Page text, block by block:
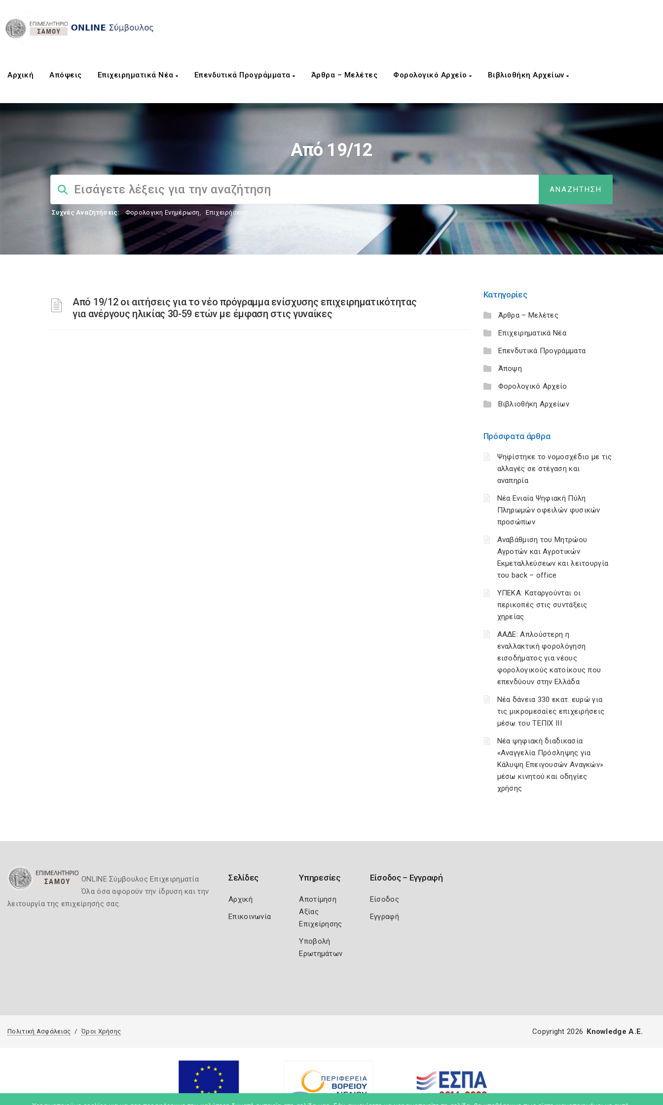
Αρχική Aπόψεις Επιχειρηματικά Νέα Επενδυτικά Προγράμματα Άρθρα – Μελέτες Φορολογικό Αρχείο Βιβλιοθήκη Αρχείων
Από 19/12
Συχνές Αναζητήσεις: Φορολογικη Ενημέρωση, Επιχειρήσεις
Από 19/12 οι αιτήσεις για το νέο πρόγραμμα ενίσχυσης επιχειρηματικότητας
για ανέργους ηλικίας 30-59 ετών με έμφαση στις γυναίκες
Κατηγορίες
Άρθρα – Μελέτες
Επιχειρηματικά Νέα
Επενδυτικά Προγράμματα
Άποψη
Φορολογικό Αρχείο
Βιβλιοθήκη Αρχείων
Πρόσφατα άρθρα
Ψηφίστηκε το νομοσχέδιο με τις
αλλαγές σε στέγαση και
αναπηρία
Νέα Ενιαία Ψηφιακή Πύλη
Πληρωμών οφειλών φυσικών
προσώπων
Αναβάθμιση του Μητρώου
Αγροτών και Αγροτικών
Εκμεταλλεύσεων και λειτουργία
του back – office
ΥΠΕΚΑ: Καταργούνται οι
περικοπές στις συντάξεις
χηρείας
ΑΑΔΕ: Απλούστερη η
εναλλακτική φορολόγηση
εισοδήματος για νέους
φορολογικούς κατοίκους που
επενδύουν στην Ελλάδα
Νέα δάνεια 330 εκατ. ευρώ για
τις μικρομεσαίες επιχειρήσεις
μέσω του ΤΕΠΙΧ ΙΙΙ
Νέα ψηφιακή διαδικασία
«Αναγγελία Πρόσληψης για
Κάλυψη Επειγουσών Αναγκών»
μέσω κινητού και οδηγίες
χρήσης
ONLINE Σύμβουλος Επιχειρηματία
Όλα όσα αφορούν την ίδρυση και την
λειτουργία της επιχείρησής σας.
Σελίδες
Αρχική
Επικοινωνία
Υπηρεσίες
Αποτίμηση
Αξίας
Επιχείρησης
Υποβολή
Ερωτημάτων
Είσοδος – Εγγραφή
Είσοδος
Εγγραφή
Πολιτική Ασφάλειας Όροι Χρήσης Copyright 2026 Knowledge A.E.